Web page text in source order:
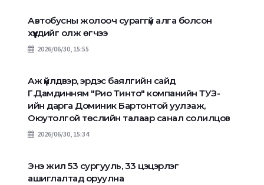
Автобусны жолооч сураггүй алга болсон
хүүхдийг олж өгчээ
2026/06/30, 15:55
Аж үйлдвэр, эрдэс баялгийн сайд
Г.Дамдинням "Рио Тинто" компанийн ТУЗ-
ийн дарга Доминик Бартонтой уулзаж,
Оюутолгой төслийн талаар санал солилцов
2026/06/30, 15:34
Энэ жил 53 сургууль, 33 цэцэрлэг
ашиглалтад оруулна